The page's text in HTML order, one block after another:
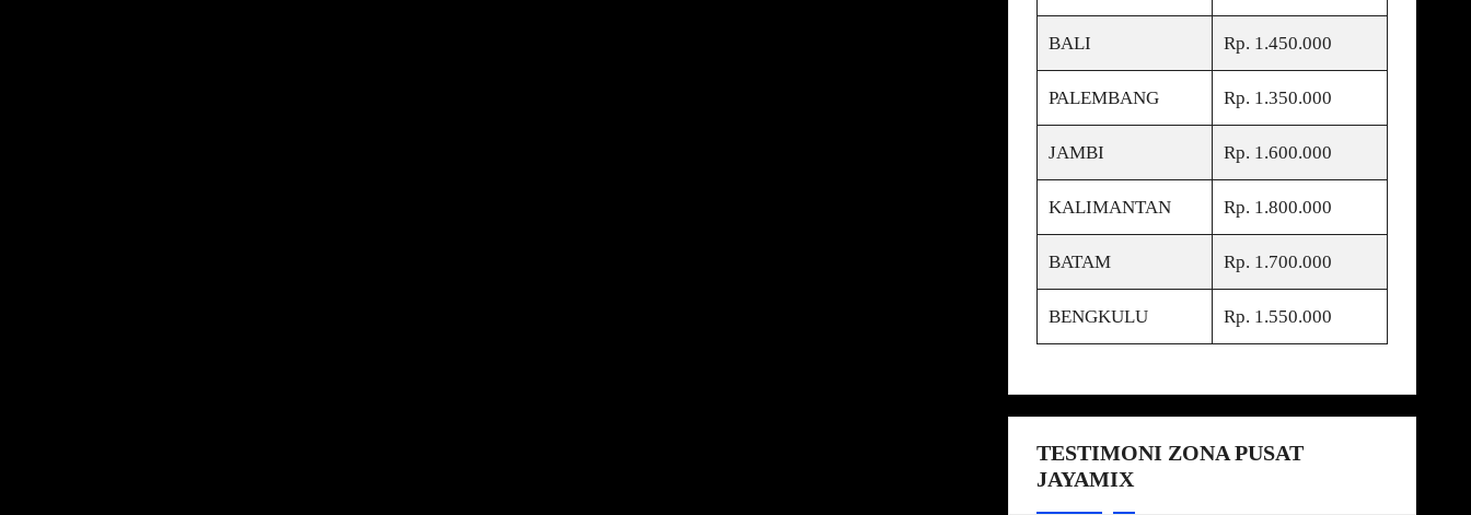
BALI Rp. 1.450.000
PALEMBANG Rp. 1.350.000
JAMBI Rp. 1.600.000
KALIMANTAN Rp. 1.800.000
BATAM Rp. 1.700.000
BENGKULU Rp. 1.550.000
TESTIMONI ZONA PUSAT
JAYAMIX